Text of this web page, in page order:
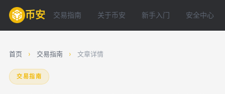
币安 交易指南 关于币安 新手入门 安全中心
首页 › 交易指南 › 文章详情
交易指南